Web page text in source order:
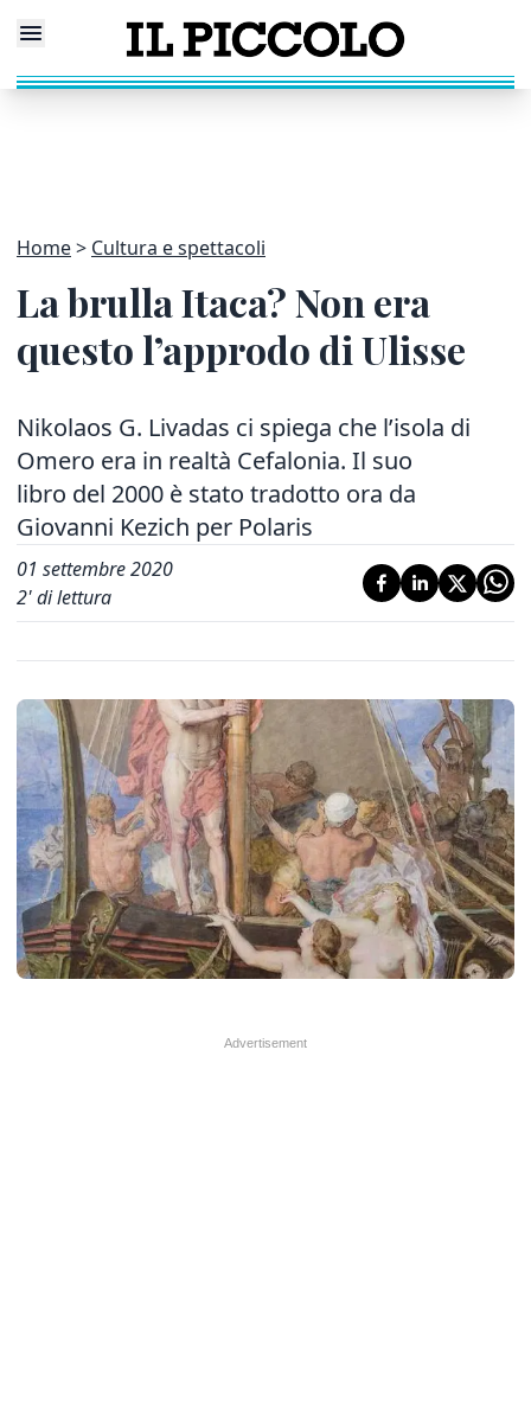
Home Cultura e spettacoli
La brulla Itaca? Non era
questo l’approdo di Ulisse
Nikolaos G. Livadas ci spiega che l’isola di
Omero era in realtà Cefalonia. Il suo
libro del 2000 è stato tradotto ora da
Giovanni Kezich per Polaris
01 settembre 2020
2' di lettura